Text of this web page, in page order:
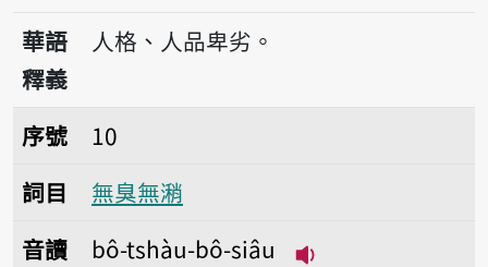
播放音讀bô-phín
華語
釋義
人格、人品卑劣。
序號10無臭無潲
序號
10
詞目
無臭無潲
音讀
bô-tshàu-bô-siâu